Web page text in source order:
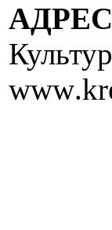
www.